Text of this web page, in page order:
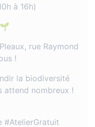
à 16h)
rue Raymond
!
la biodiversité
attend nombreux !
#AtelierGratuit